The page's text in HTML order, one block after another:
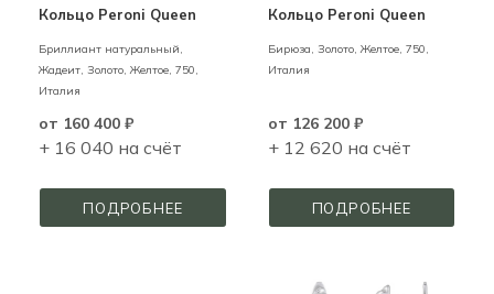
Кольцо Peroni Queen
Бриллиант натуральный,
Жадеит, Золото,Желтое, 750,
Италия
от 160 400 ₽
+ 16 040 на счёт
ПОДРОБНЕЕ
Кольцо Peroni Queen
Бирюза, Золото,Желтое, 750,
Италия
от 126 200 ₽
+ 12 620 на счёт
ПОДРОБНЕЕ